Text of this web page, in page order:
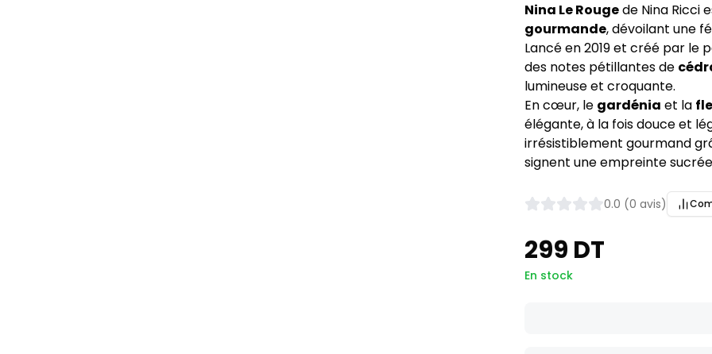
Nina Le Rougede Nina Ricci
gourmande, dévoilant une
Lancé en 2019 et créé par le
des notes pétillantes de
lumineuse et croquante.
En cœur, le gardénia et la
élégante, à la fois douce et
irrésistiblement gourmand
signent une empreinte
0.0 (0 avis)
299 DT
En stock